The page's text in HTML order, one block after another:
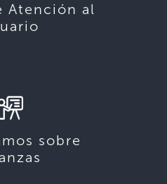
Atención al
sobre